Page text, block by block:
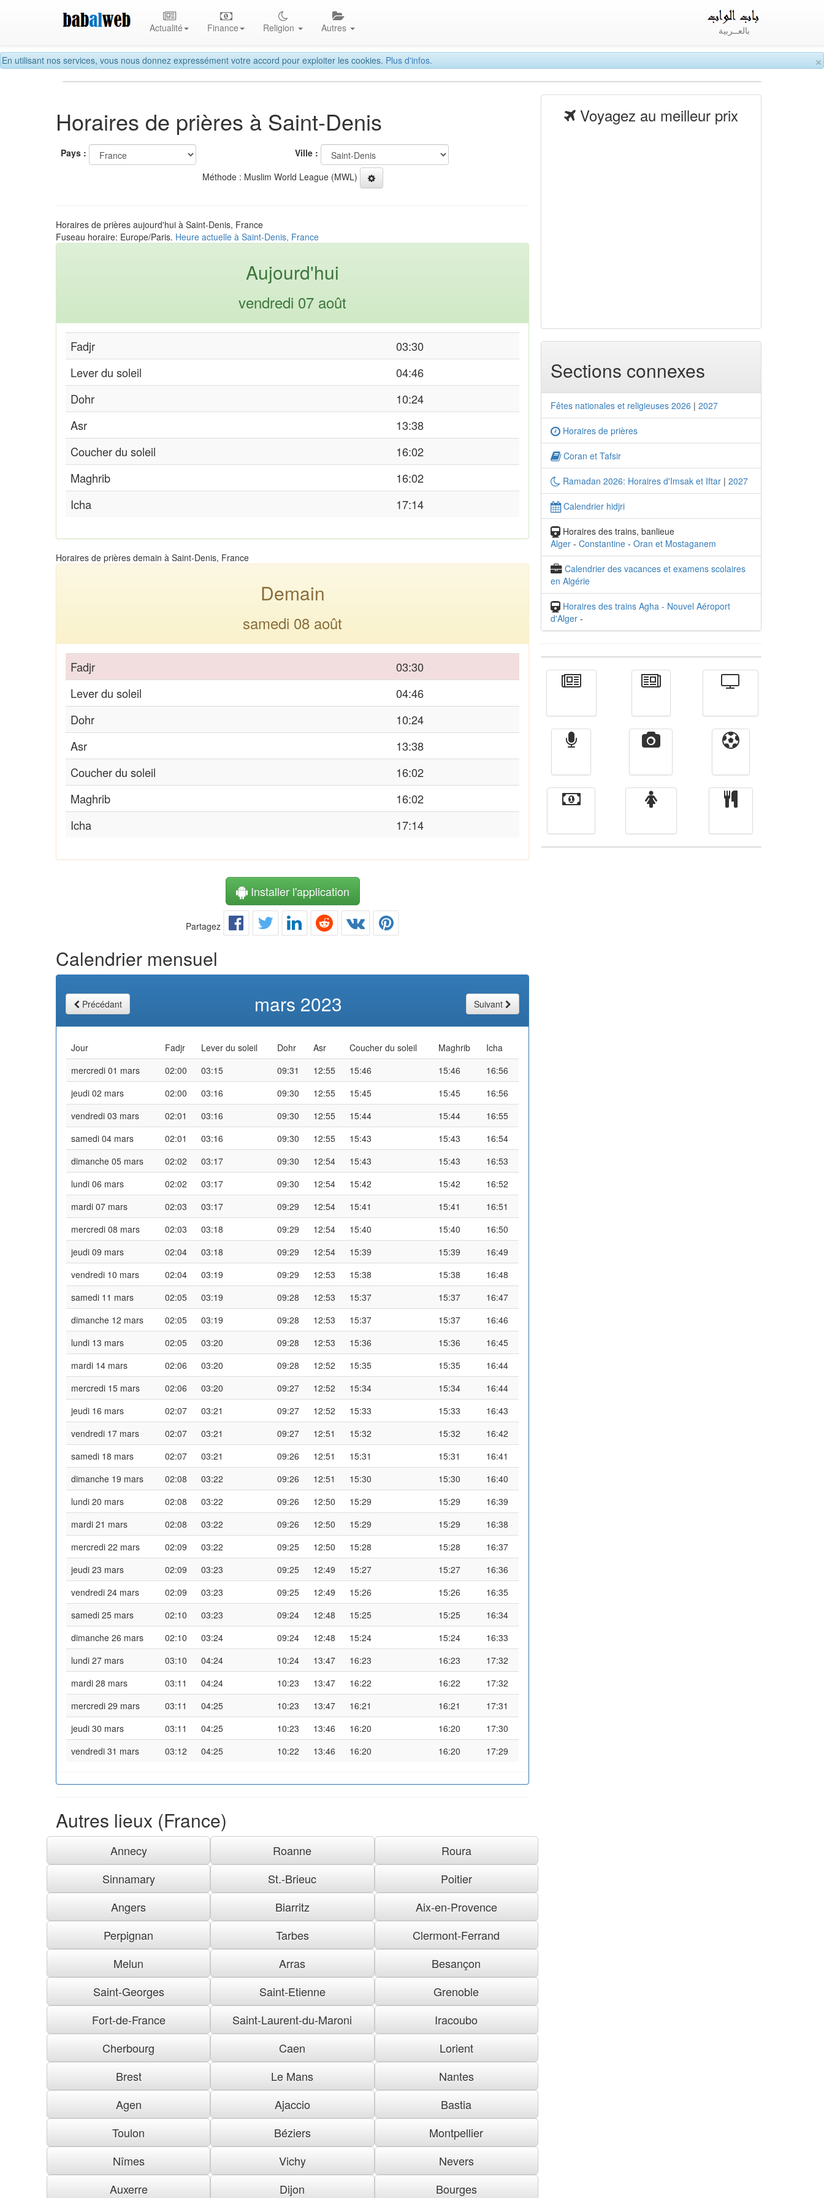
×
En utilisant nos services, vous nous donnez expressément votre accord pour exploiter les cookies. Plus d'infos.
Actualité Finance Religion Autres بالعــربية
Horaires de prières à Saint-Denis
Pays :
Ville :
Méthode : Muslim World League (MWL)
Horaires de prières aujourd'hui à Saint-Denis, France
Fuseau horaire: Europe/Paris. Heure actuelle à Saint-Denis, France
Aujourd'hui
vendredi 07 août
Fadjr
03:30
Lever du soleil
04:46
Dohr
10:24
Asr
13:38
Coucher du soleil
16:02
Maghrib
16:02
Icha
17:14
Horaires de prières demain à Saint-Denis, France
Demain
samedi 08 août
Fadjr
03:30
Lever du soleil
04:46
Dohr
10:24
Asr
13:38
Coucher du soleil
16:02
Maghrib
16:02
Icha
17:14
Installer l'application
Partagez
Calendrier mensuel
Précédant mars 2023 Suivant
Jour Fadjr Lever du soleil Dohr Asr Coucher du soleil Maghrib
Icha
mercredi 01 mars
02:00 03:15 09:31 12:55 15:46 15:46
16:56
jeudi 02 mars
02:00 03:16 09:30 12:55 15:45 15:45
16:56
vendredi 03 mars
02:01 03:16 09:30 12:55 15:44 15:44
16:55
samedi 04 mars
02:01 03:16 09:30 12:55 15:43 15:43
16:54
dimanche 05 mars
02:02 03:17 09:30 12:54 15:43 15:43
16:53
lundi 06 mars
02:02 03:17 09:30 12:54 15:42 15:42
16:52
mardi 07 mars
02:03 03:17 09:29 12:54 15:41 15:41
16:51
mercredi 08 mars
02:03 03:18 09:29 12:54 15:40 15:40
16:50
jeudi 09 mars
02:04 03:18 09:29 12:54 15:39 15:39
16:49
vendredi 10 mars
02:04 03:19 09:29 12:53 15:38 15:38
16:48
samedi 11 mars
02:05 03:19 09:28 12:53 15:37 15:37
16:47
dimanche 12 mars
02:05 03:19 09:28 12:53 15:37 15:37
16:46
lundi 13 mars
02:05 03:20 09:28 12:53 15:36 15:36
16:45
mardi 14 mars
02:06 03:20 09:28 12:52 15:35 15:35
16:44
mercredi 15 mars
02:06 03:20 09:27 12:52 15:34 15:34
16:44
jeudi 16 mars
02:07 03:21 09:27 12:52 15:33 15:33
16:43
vendredi 17 mars
02:07 03:21 09:27 12:51 15:32 15:32
16:42
samedi 18 mars
02:07 03:21 09:26 12:51 15:31 15:31
16:41
dimanche 19 mars
02:08 03:22 09:26 12:51 15:30 15:30
16:40
lundi 20 mars
02:08 03:22 09:26 12:50 15:29 15:29
16:39
mardi 21 mars
02:08 03:22 09:26 12:50 15:29 15:29
16:38
mercredi 22 mars
02:09 03:22 09:25 12:50 15:28 15:28
16:37
jeudi 23 mars
02:09 03:23 09:25 12:49 15:27 15:27
16:36
vendredi 24 mars
02:09 03:23 09:25 12:49 15:26 15:26
16:35
samedi 25 mars
02:10 03:23 09:24 12:48 15:25 15:25
16:34
dimanche 26 mars
02:10 03:24 09:24 12:48 15:24 15:24
16:33
lundi 27 mars
03:10 04:24 10:24 13:47 16:23 16:23
17:32
mardi 28 mars
03:11 04:24 10:23 13:47 16:22 16:22
17:32
mercredi 29 mars
03:11 04:25 10:23 13:47 16:21 16:21
17:31
jeudi 30 mars
03:11 04:25 10:23 13:46 16:20 16:20
17:30
vendredi 31 mars
03:12 04:25 10:22 13:46 16:20 16:20 17:29
Autres lieux (France)
Annecy Roanne
Roura
Sinnamary
St.-Brieuc
Poitier
Angers
Biarritz
Aix-en-Provence
Perpignan
Tarbes
Clermont-Ferrand
Melun
Arras
Besançon
Saint-Georges
Saint-Etienne
Grenoble
Fort-de-France
Saint-Laurent-du-Maroni
Iracoubo
Cherbourg
Caen
Lorient
Brest
Le Mans
Nantes
Agen
Ajaccio
Bastia
Toulon
Béziers
Montpellier
Nîmes
Vichy
Nevers
Auxerre
Dijon Bourges
Voyagez au meilleur prix
Sections connexes
Fêtes nationales et religieuses 2026 | 2027
Horaires de prières
Coran et Tafsir
Ramadan 2026: Horaires d'Imsak et Iftar | 2027
Calendrier hidjri
Horaires des trains, banlieue
Alger - Constantine - Oran et Mostaganem
Calendrier des vacances et examens scolaires
en Algérie
Horaires des trains Agha - Nouvel Aéroport
d'Alger -